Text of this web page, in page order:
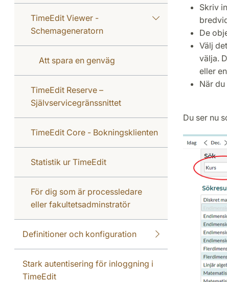
TimeEdit Viewer -
Schemageneratorn
Att spara en genväg
TimeEdit Reserve –
Självservicegränssnittet
TimeEdit Core - Bokningsklienten
Statistik ur TimeEdit
För dig som är processledare
eller fakultetsadminstratör
Definitioner och konfiguration
Stark autentisering för inloggning i
TimeEdit
Skriv
De
Välj
välja.
eller
När
Du ser nu